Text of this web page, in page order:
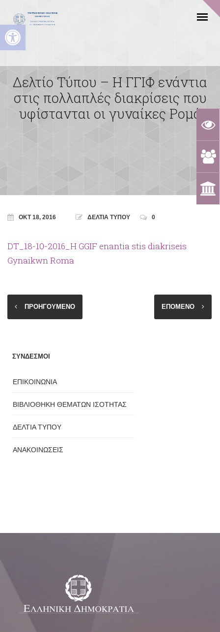
Ανοίξτε τη γραμμή εργαλείων
Δελτίο Τύπου – Η ΓΓΙΦ ενάντια
στις πολλαπλές διακρίσεις που
υφίστανται οι γυναίκες Ρομά
ΟΚΤ 18, 2016 ΔΕΛΤΙΑ ΤΥΠΟΥ 0
DT_18-10-2016_H GGIF enantia stis diakriseis
Gynaikwn Roma
ΠΡΟΗΓΟΥΜΕΝΟ ΕΠΟΜΕΝΟ
ΣΥΝΔΕΣΜΟΙ
ΕΠΙΚΟΙΝΩΝΙΑ
ΒΙΒΛΙΟΘΗΚΗ ΘΕΜΑΤΩΝ ΙΣΟΤΗΤΑΣ
ΔΕΛΤΙΑ ΤΥΠΟΥ
ΑΝΑΚΟΙΝΩΣΕΙΣ